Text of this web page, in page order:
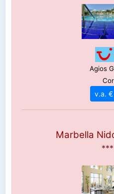
Agios
v.a.
Marbella